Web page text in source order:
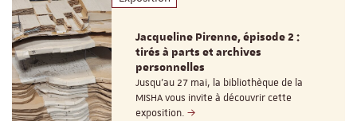
Jacqueline Pirenne, épisode 2 :
tirés à parts et archives
personnelles
Jusqu’au 27 mai, la bibliothèque de la
MISHA vous invite à découvrir cette
exposition.